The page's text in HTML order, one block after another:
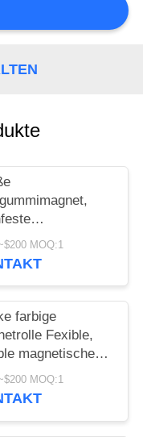
mit
EN71
MOQ:1
farbige
Fexible,
magnetische
des Blatt-
MOQ:1